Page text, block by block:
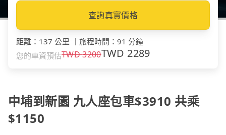
查詢真實價格
距離 ： 137 公里 旅程時間 ： 91 分鐘
您的車資預估TWD3200TWD 2289
中埔到新園 九人座包車$3910 共乘
$1150